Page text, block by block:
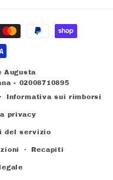
Augusta
- 02008710895
Informativa sui rimborsi
privacy
del servizio
Recapiti